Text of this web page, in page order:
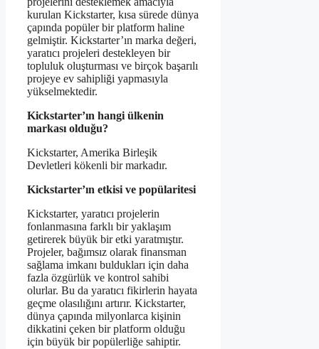
kurulan Kickstarter, kısa sürede dünya
çapında popüler bir platform haline
gelmiştir. Kickstarter’ın marka değeri,
yaratıcı projeleri destekleyen bir
topluluk oluşturması ve birçok başarılı
projeye ev sahipliği yapmasıyla
yükselmektedir.
Kickstarter’ın hangi ülkenin
markası olduğu?
Kickstarter, Amerika Birleşik
Devletleri kökenli bir markadır.
Kickstarter’ın etkisi ve popülaritesi
Kickstarter, yaratıcı projelerin
fonlanmasına farklı bir yaklaşım
getirerek büyük bir etki yaratmıştır.
Projeler, bağımsız olarak finansman
sağlama imkanı buldukları için daha
fazla özgürlük ve kontrol sahibi
olurlar. Bu da yaratıcı fikirlerin hayata
geçme olasılığını artırır. Kickstarter,
dünya çapında milyonlarca kişinin
dikkatini çeken bir platform olduğu
için büyük bir popülerliğe sahiptir.